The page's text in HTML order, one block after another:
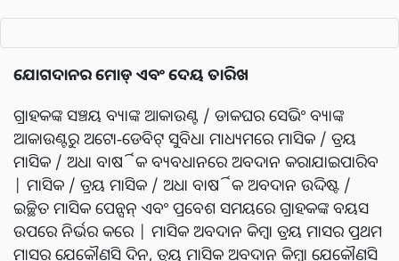
ଯୋଗଦାନର ମୋଡ୍ ଏବଂ ଦେୟ ତାରିଖ
ଗ୍ରାହକଙ୍କ ସଞ୍ଚୟ ବ୍ୟାଙ୍କ ଆକାଉଣ୍ଟ / ଡାକଘର ସେଭିଂ ବ୍ୟାଙ୍କ
ଆକାଉଣ୍ଟରୁ ଅଟୋ-ଡେବିଟ୍ ସୁବିଧା ମାଧ୍ୟମରେ ମାସିକ / ତ୍ରୟ
ମାସିକ / ଅଧା ବାର୍ଷିକ ବ୍ୟବଧାନରେ ଅବଦାନ କରାଯାଇପାରିବ
| ମାସିକ / ତ୍ରୟ ମାସିକ / ଅଧା ବାର୍ଷିକ ଅବଦାନ ଉଦ୍ଦିଷ୍ଟ /
ଇଚ୍ଛିତ ମାସିକ ପେନ୍ସନ୍ ଏବଂ ପ୍ରବେଶ ସମୟରେ ଗ୍ରାହକଙ୍କ ବୟସ
ଉପରେ ନିର୍ଭର କରେ | ମାସିକ ଅବଦାନ କିମ୍ବା ତ୍ରୟ ମାସର ପ୍ରଥମ
ମାସର ଯେକୌଣସି ଦିନ, ତ୍ରୟ ମାସିକ ଅବଦାନ କିମ୍ବା ଯେକୌଣସି